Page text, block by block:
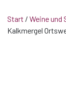
Start / Weine und
Kalkmergel